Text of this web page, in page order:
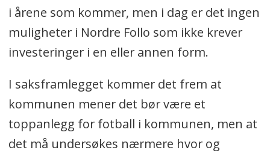
tilrettelegge for KIL damer i Nordre Follo
kommune. Tiltaket krever at KIL
toppfotball kvinner søker dispensasjon
sine hjemmekamper et annet sted.
i årene som kommer, men i dag er det ingen
muligheter i Nordre Follo som ikke krever
investeringer i en eller annen form.
I saksframlegget kommer det frem at
kommunen mener det bør være et
toppanlegg for fotball i kommunen, men at
det må undersøkes nærmere hvor og